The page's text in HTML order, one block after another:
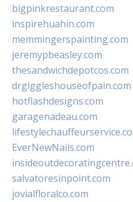
bigpinkrestaurant.com
inspirehuahin.com
memmingerspainting.com
jeremypbeasley.com
thesandwichdepotcos.com
drgiggleshouseofpain.com
hotflashdesigns.com
garagenadeau.com
EverNewNails.com
salvatoresinpoint.com
jovialfloralco.com